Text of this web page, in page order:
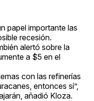
papel importante las
recesión.
alertó sobre la
a $5 en el
con las refinerías
entonces sí”,
añadió Kloza.